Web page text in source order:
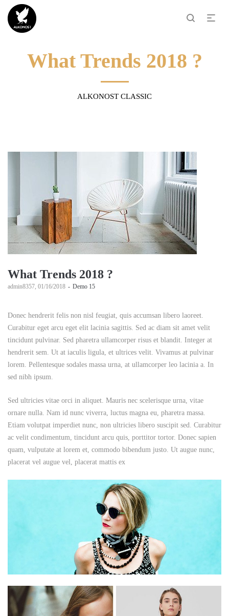
What Trends 2018 ?
ALKONOST CLASSIC
What Trends 2018 ?
by
admin8357 01/16/2018 Demo 15
Donec hendrerit felis non nisl feugiat, quis accumsan libero laoreet.
Curabitur eget arcu eget elit lacinia sagittis. Sed ac diam sit amet velit
tincidunt pulvinar. Sed pharetra ullamcorper risus et blandit. Integer at
hendrerit sem. Ut at iaculis ligula, et ultrices velit. Vivamus at pulvinar
lorem. Pellentesque sodales massa urna, at ullamcorper leo lacinia a. In
sed nibh ipsum.
Sed ultricies vitae orci in aliquet. Mauris nec scelerisque urna, vitae
ornare nulla. Nam id nunc viverra, luctus magna eu, pharetra massa.
Etiam volutpat imperdiet nunc, non ultricies libero suscipit sed. Curabitur
ac velit condimentum, tincidunt arcu quis, porttitor tortor. Donec sapien
quam, vulputate at lorem et, commodo bibendum justo. Ut augue nunc,
placerat vel augue vel, placerat mattis ex